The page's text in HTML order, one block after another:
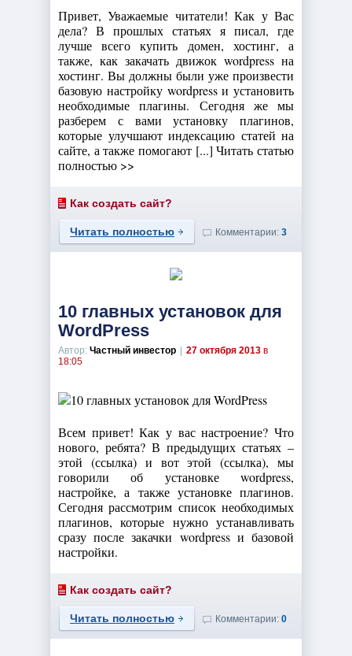
Привет, Уважаемые читатели! Как у Вас
дела? В прошлых статьях я писал, где
лучше всего купить домен, хостинг, а
также, как закачать движок wordpress на
хостинг. Вы должны были уже произвести
базовую настройку wordpress и установить
необходимые плагины. Сегодня же мы
разберем с вами установку плагинов,
которые улучшают индексацию статей на
сайте, а также помогают [...] Читать статью
полностью >>
Как создать сайт?
Читать полностью Комментарии: 3
10 главных установок для
WordPress
Автор: Частный инвестор 27 октября 2013 в
18:05
Всем привет! Как у вас настроение? Что
нового, ребята? В предыдущих статьях –
этой (ссылка) и вот этой (ссылка), мы
говорили об установке wordpress,
настройке, а также установке плагинов.
Сегодня рассмотрим список необходимых
плагинов, которые нужно устанавливать
сразу после закачки wordpress и базовой
настройки.
Как создать сайт?
Читать полностью Комментарии: 0